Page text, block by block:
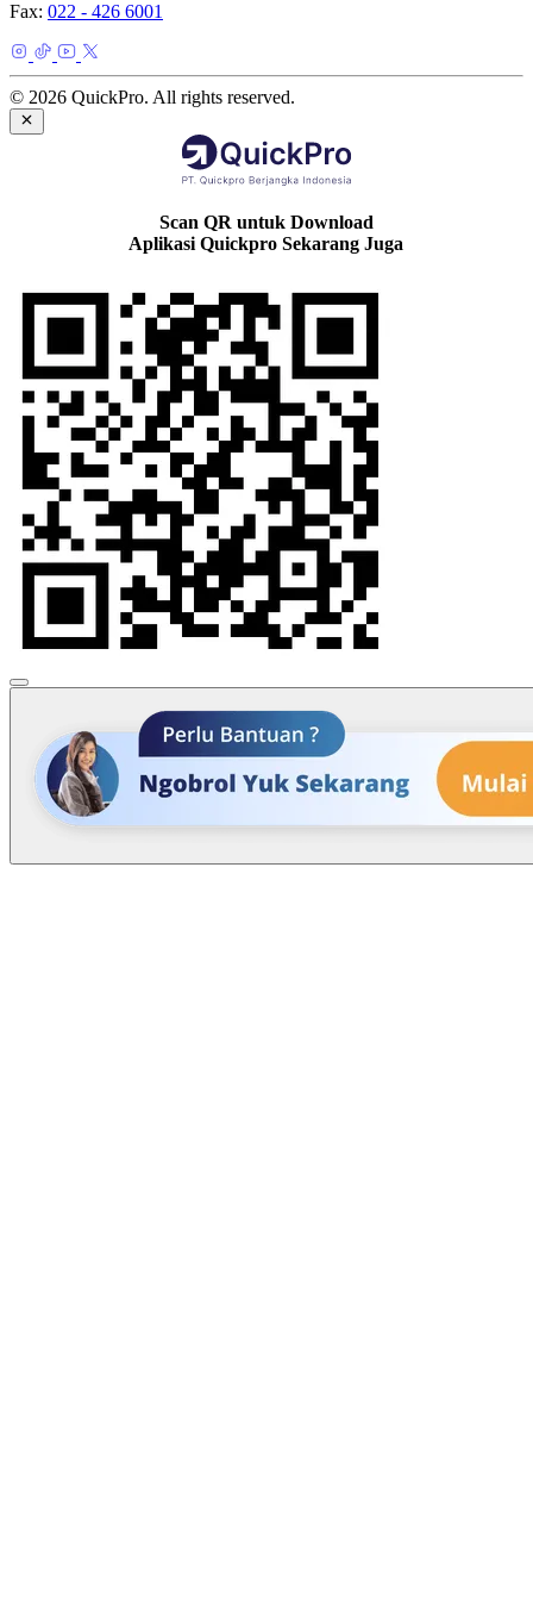
Fax: 022 - 426 6001
© 2026 QuickPro. All rights reserved.
Scan QR untuk Download
Aplikasi Quickpro Sekarang Juga